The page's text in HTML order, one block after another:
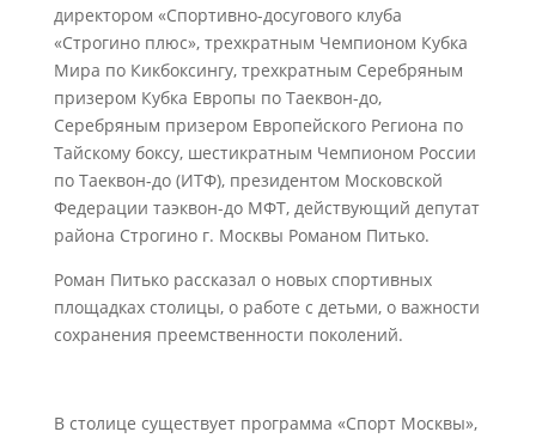
директором «Спортивно-досугового клуба
«Строгино плюс», трехкратным Чемпионом Кубка
Мира по Кикбоксингу, трехкратным Серебряным
призером Кубка Европы по Таеквон-до,
Серебряным призером Европейского Региона по
Тайскому боксу, шестикратным Чемпионом России
по Таеквон-до (ИТФ), президентом Московской
Федерации таэквон-до МФТ, действующий депутат
района Строгино г. Москвы Романом Питько.
Роман Питько рассказал о новых спортивных
площадках столицы, о работе с детьми, о важности
сохранения преемственности поколений.
В столице существует программа «Спорт Москвы»,